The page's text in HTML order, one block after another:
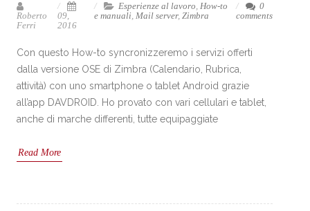
Roberto
Ferri
09,
2016
Esperienze al lavoro,How-to
e manuali,Mail server,Zimbra
0
comments
Con questo How-to syncronizzeremo i servizi offerti
dalla versione OSE di Zimbra (Calendario, Rubrica,
attività) con uno smartphone o tablet Android grazie
all’app DAVDROID. Ho provato con vari cellulari e tablet,
anche di marche differenti, tutte equipaggiate
Read More